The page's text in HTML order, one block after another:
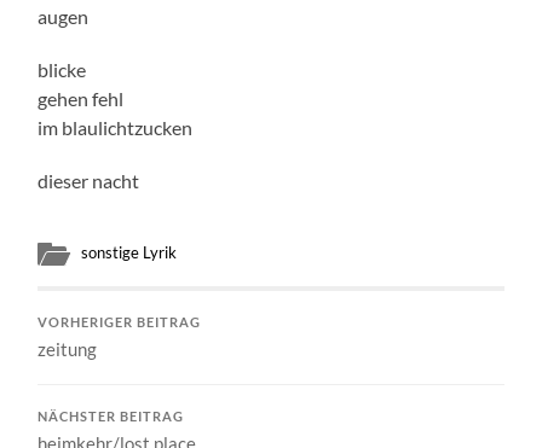
augen
blicke
gehen fehl
im blaulichtzucken
dieser nacht
sonstige Lyrik
VORHERIGER BEITRAG
zeitung
NÄCHSTER BEITRAG
heimkehr/lost place